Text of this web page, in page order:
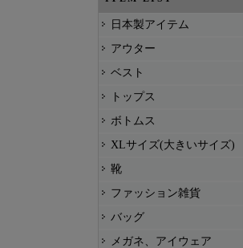
日本製アイテム
アウター
ベスト
トップス
ボトムス
XLサイズ(大きいサイズ)
靴
ファッション雑貨
バッグ
メガネ、アイウェア